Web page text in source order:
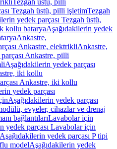
Tezgah üstü, pilli
Tezgah üstü, pilli işletimTezgah
yedek parçası Tezgah üstü,
kollu bataryaAşağıdakilerin yedek
Ankastre,
Ankastre, elektrikliAnkastre,
Ankastre, pilli
Aşağıdakilerin yedek parçası
iki kollu
Ankastre, iki kollu
yedek parçası
Aşağıdakilerin yedek parçası
evyeler, cihazlar ve drenaj
bağlantılarıLavabolar için
yedek parçası Lavabolar için
Aşağıdakilerin yedek parçası P tipi
modelAşağıdakilerin yedek